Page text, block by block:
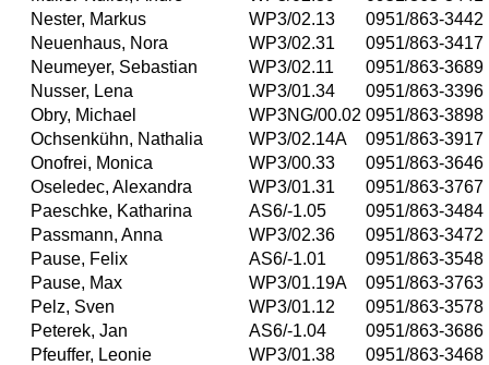
Nester, Markus
WP3/02.13
0951/863-3442
Neuenhaus, Nora
WP3/02.31
0951/863-3417
Neumeyer, Sebastian
WP3/02.11
0951/863-3689
Nusser, Lena
WP3/01.34
0951/863-3396
Obry, Michael
WP3NG/00.02 0951/863-3898
Ochsenkühn, Nathalia
WP3/02.14A
0951/863-3917
Onofrei, Monica
WP3/00.33
0951/863-3646
Oseledec, Alexandra
WP3/01.31
0951/863-3767
Paeschke, Katharina
AS6/-1.05
0951/863-3484
Passmann, Anna
WP3/02.36
0951/863-3472
Pause, Felix
AS6/-1.01
0951/863-3548
Pause, Max
WP3/01.19A
0951/863-3763
Pelz, Sven
WP3/01.12
0951/863-3578
Peterek, Jan
AS6/-1.04
0951/863-3686
Pfeuffer, Leonie
WP3/01.38
0951/863-3468